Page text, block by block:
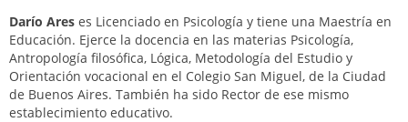
Darío Ares es Licenciado en Psicología y tiene una Maestría en
Educación. Ejerce la docencia en las materias Psicología,
Antropología filosófica, Lógica, Metodología del Estudio y
Orientación vocacional en el Colegio San Miguel, de la Ciudad
de Buenos Aires. También ha sido Rector de ese mismo
establecimiento educativo.